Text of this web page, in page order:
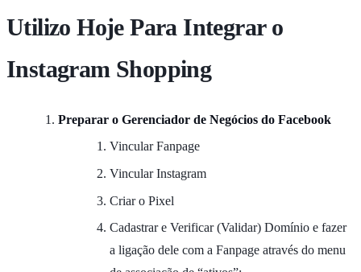
Utilizo Hoje Para Integrar o
Instagram Shopping
Preparar o Gerenciador de Negócios do Facebook
Vincular Fanpage
Vincular Instagram
Criar o Pixel
Cadastrar e Verificar (Validar) Domínio e fazer
a ligação dele com a Fanpage através do menu